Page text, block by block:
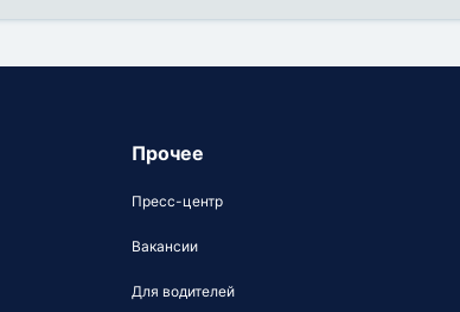
Прочее
Пресс-центр
Вакансии
Для водителей